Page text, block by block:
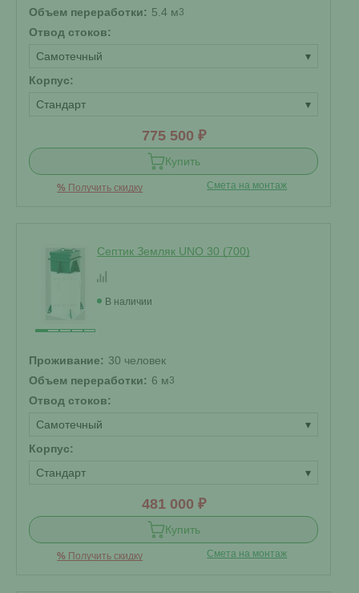
Объем переработки: 5.4 м3
Отвод стоков:
Самотечный
▾
Корпус:
Стандарт
▾
775 500 ₽
Купить
% Получить скидку Смета на монтаж
Септик Земляк UNO 30 (700)
В наличии
Проживание: 30 человек
Объем переработки: 6 м3
Отвод стоков:
Самотечный
▾
Корпус:
Стандарт
▾
481 000 ₽
Купить
% Получить скидку Смета на монтаж